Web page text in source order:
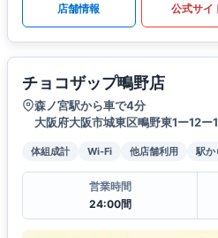
店舗情報 公式サイ
チョコザップ鴫野店
森ノ宮駅から車で4分
大阪府大阪市城東区鴫野東1ー12ー
体組成計 Wi-Fi 他店舗利用 駅か
営業時間
24:00間